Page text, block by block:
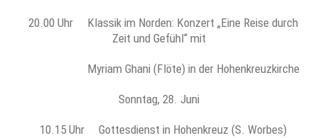
20.00 Uhr Klassik im Norden: Konzert „Eine Reise durch
Zeit und Gefühl“ mit
Myriam Ghani (Flöte) in der Hohenkreuzkirche
Sonntag, 28. Juni
10.15 Uhr Gottesdienst in Hohenkreuz (S. Worbes)